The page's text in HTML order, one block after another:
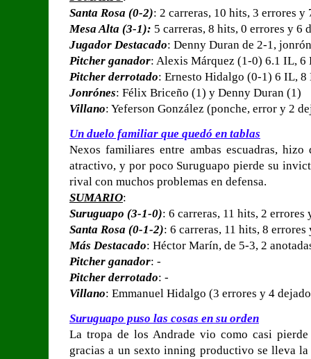
Santa Rosa (0-2): 2 carreras, 10 hits, 3 errores y
Mesa Alta (3-1): 5 carreras, 8 hits, 0 errores y 6
Jugador Destacado: Denny Duran de 2-1,
Pitcher ganador: Alexis Márquez (1-0) 6.1 IL, 6
Pitcher derrotado: Ernesto Hidalgo (0-1) 6 IL, 8
Jonrónes: Félix Briceño (1) y Denny Duran (1)
Villano: Yeferson González (ponche, error y 2
Un duelo familiar que quedó en tablas
Nexos familiares entre ambas escuadras,
atractivo, y por poco Suruguapo pierde su
rival con muchos problemas en defensa.
SUMARIO:
Suruguapo (3-1-0): 6 carreras, 11 hits, 2 errores
Santa Rosa (0-1-2): 6 carreras, 11 hits, 8 errores
Más Destacado: Héctor Marín, de 5-3, 2
Pitcher ganador: -
Pitcher derrotado: -
Villano: Emmanuel Hidalgo (3 errores y 4
Suruguapo puso las cosas en su orden
La tropa de los Andrade vio como casi
gracias a un sexto inning productivo se lleva